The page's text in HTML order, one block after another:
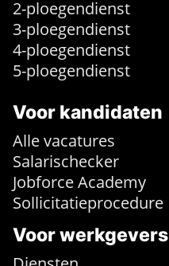
2-ploegendienst
3-ploegendienst
4-ploegendienst
5-ploegendienst
Voor kandidaten
Alle vacatures
Salarischecker
Jobforce Academy
Sollicitatieprocedure
Voor werkgevers